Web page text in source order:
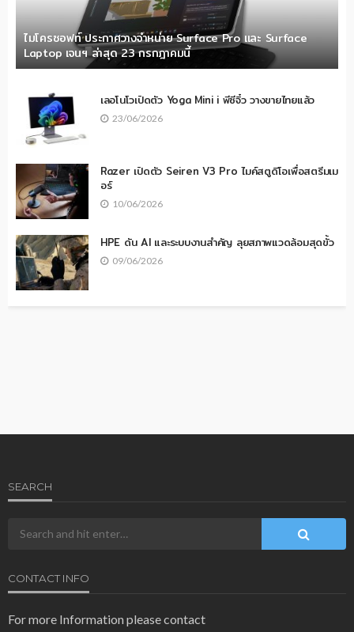
ไมโครซอฟท์ ประกาศวางจำหน่าย Surface Pro และ Surface
Laptop เจนฯ ล่าสุด 23 กรกฎาคมนี้
เลอโนโวเปิดตัว Yoga Mini i พีซีจิ๋ว วางขายไทยแล้ว
23/06/2026
Razer เปิดตัว Seiren V3 Pro ไมค์สตูดิโอเพื่อสตรีมเม
อร์
10/06/2026
HPE ดัน AI และระบบงานสำคัญ ลุยสภาพแวดล้อมสุดขั้ว
09/06/2026
SEARCH
CONTACT INFO
For more Information please contact